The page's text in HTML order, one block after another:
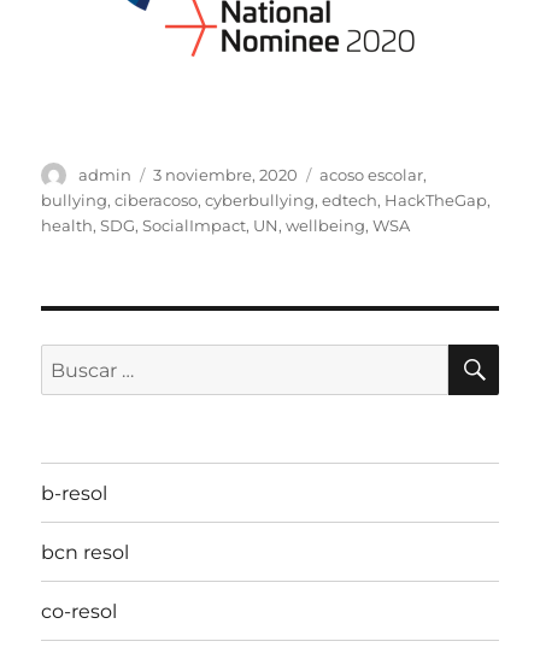
Autor
admin
Publicado
el
3 noviembre, 2020 Etiquetas
acoso escolar,
bullying,ciberacoso,cyberbullying,edtech, HackTheGap,
health,SDG,SocialImpact, UN,wellbeing,WSA
Buscar
por:
b-resol
bcn resol
co-resol